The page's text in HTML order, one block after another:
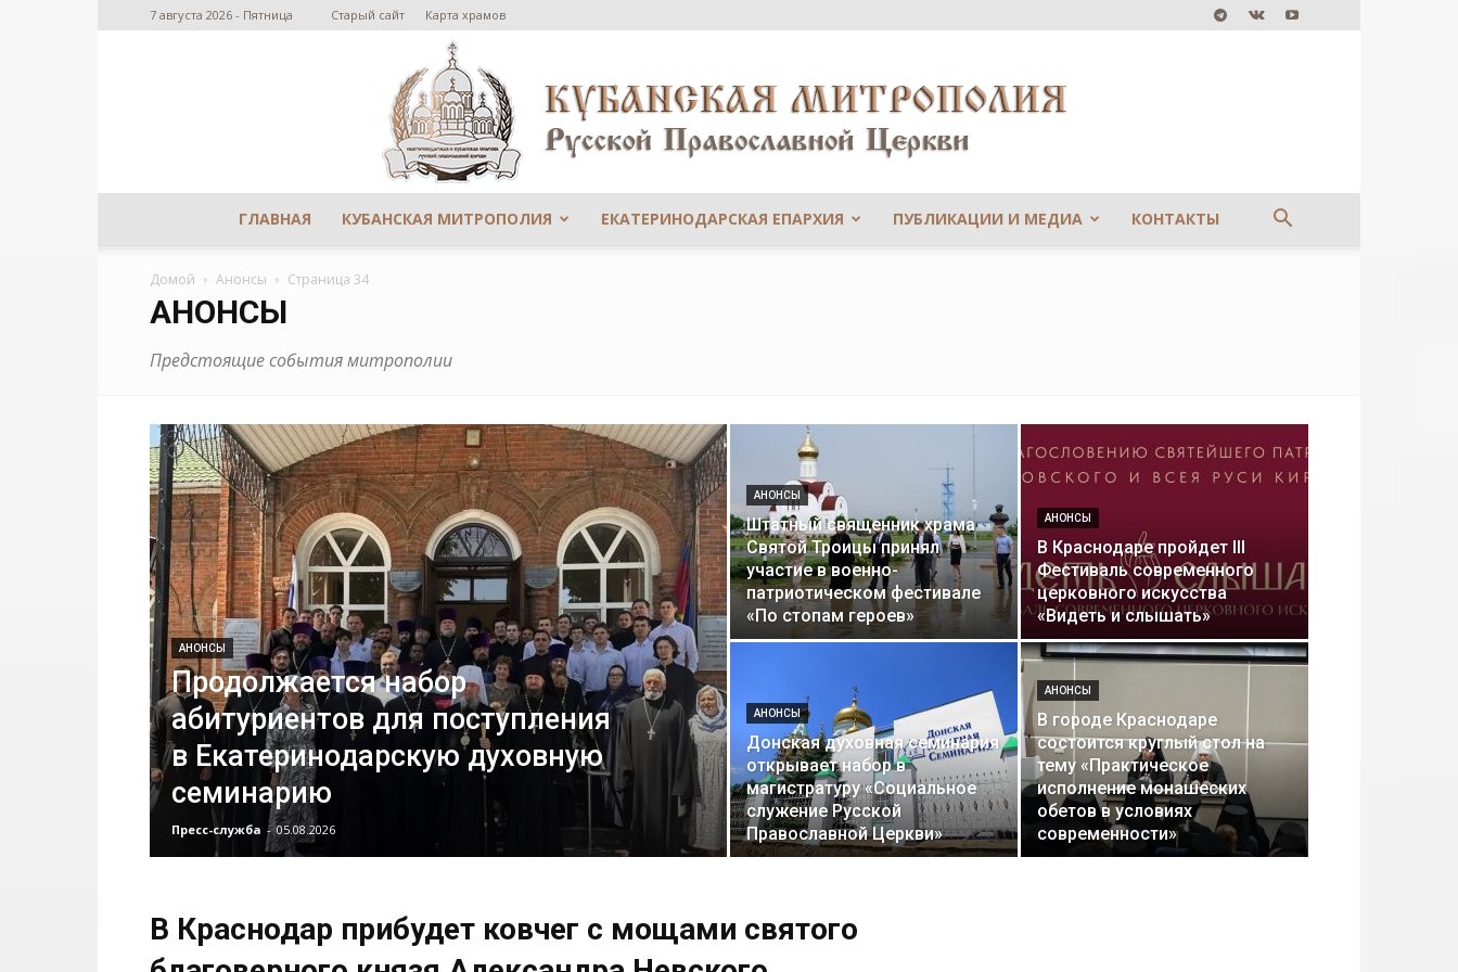
7 августа 2026 - Пятница Старый сайт Карта храмов
и
епархии
ГЛАВНАЯ КУБАНСКАЯ МИТРОПОЛИЯ ЕКАТЕРИНОДАРСКАЯ ЕПАРХИЯ ПУБЛИКАЦИИ И МЕДИА КОНТАКТЫ
Домой Анонсы Страница 34
АНОНСЫ
Предстоящие события митрополии
АНОНСЫ
Продолжается набор
абитуриентов для поступления
в Екатеринодарскую духовную
семинарию
Пресс-служба - 05.08.2026
АНОНСЫ
Штатный священник храма
Святой Троицы принял
участие в военно-
патриотическом фестивале
«По стопам героев»
АНОНСЫ
В Краснодаре пройдет ІІІ
Фестиваль современного
церковного искусства
«Видеть и слышать»
АНОНСЫ
Донская духовная семинария
открывает набор в
магистратуру «Социальное
служение Русской
Православной Церкви»
АНОНСЫ
В городе Краснодаре
состоится круглый стол на
тему «Практическое
исполнение монашеских
обетов в условиях
современности»
В Краснодар прибудет ковчег с мощами святого